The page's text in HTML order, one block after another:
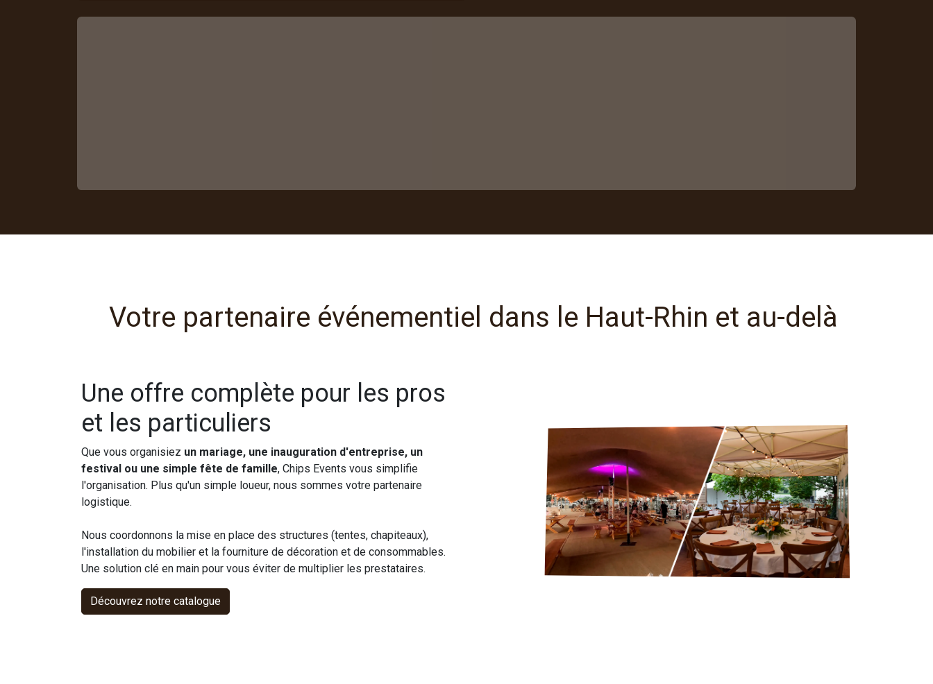
Votre partenaire événementiel dans le Haut-Rhin et au-delà
Une offre complète pour les pros
et les particuliers
Que vous organisiez un mariage, une inauguration d'entreprise, un
festival ou une simple fête de famille, Chips Events vous simplifie
l'organisation. Plus qu'un simple loueur, nous sommes votre partenaire
logistique.
Nous coordonnons la mise en place des structures (tentes, chapiteaux),
l'installation du mobilier et la fourniture de décoration et de consommables.
Une solution clé en main pour vous éviter de multiplier les prestataires.
Découvrez notre catalogue